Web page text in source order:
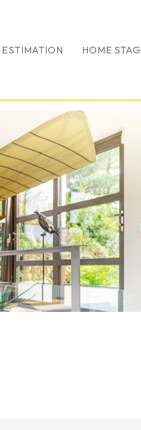
ESTIMATION HOME